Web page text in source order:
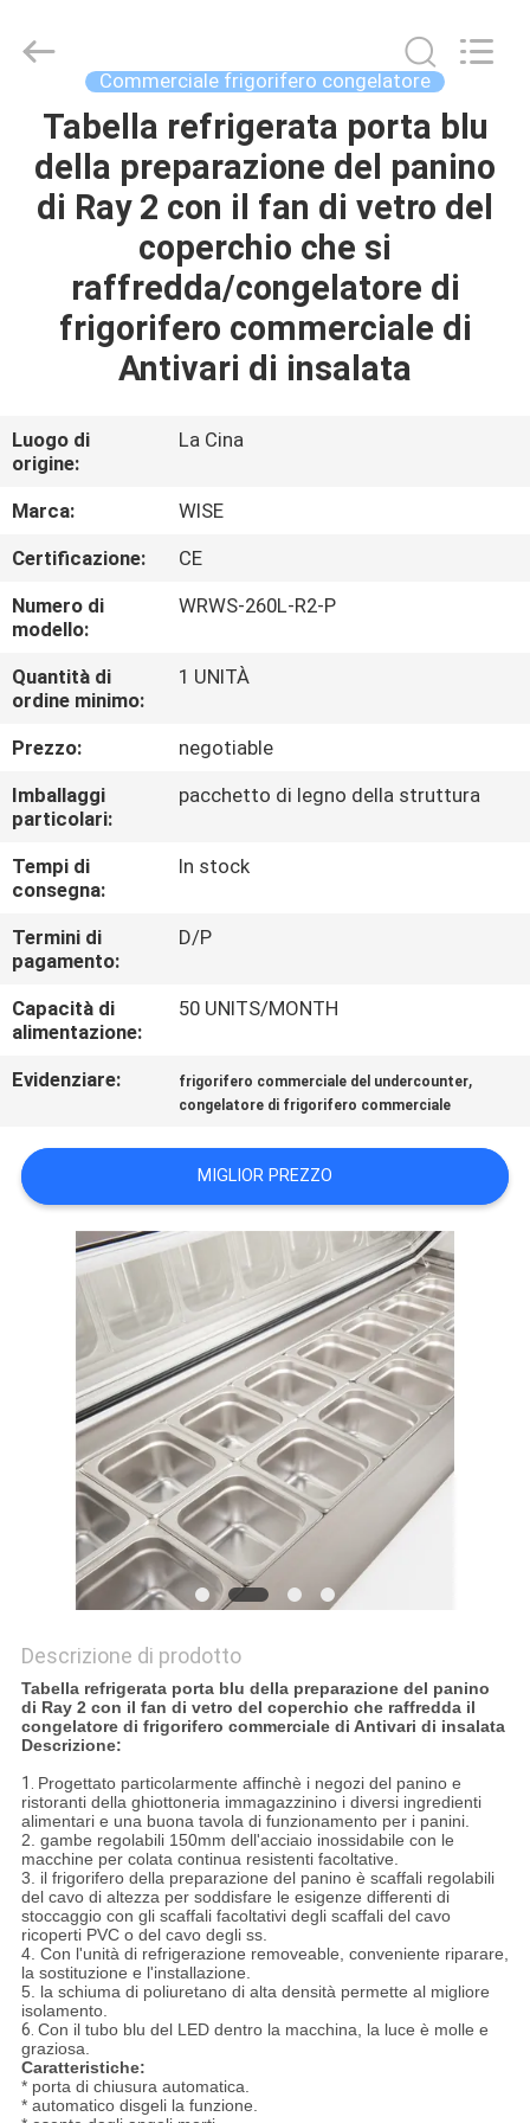
CASA
PRODOTTI
VIDEO
CIRCA
GIRO
DELLA
FABBRICA
CONTROLLO
DI
QUALITÀ
CONTATTICI
NOTIZIE
CASI
VR
MAPPA
SITO
PRIVACY
POLICY
Catering
equipments
Reserved.
Commerciale frigorifero congelatore
Tabella refrigerata porta blu
della preparazione del panino
di Ray 2 con il fan di vetro del
coperchio che si
raffredda/congelatore di
frigorifero commerciale di
Antivari di insalata
Luogo di
origine:
La Cina
Marca:
WISE
Certificazione:
CE
Numero di
modello:
WRWS-260L-R2-P
Quantità di
ordine minimo:
1 UNITÀ
Prezzo:
negotiable
Imballaggi
particolari:
pacchetto di legno della struttura
Tempi di
consegna:
In stock
Termini di
pagamento:
D/P
Capacità di
alimentazione:
50 UNITS/MONTH
Evidenziare: frigorifero commerciale del undercounter,
congelatore di frigorifero commerciale
MIGLIOR PREZZO
Descrizione di prodotto
Tabella refrigerata porta blu della preparazione del panino
di Ray 2 con il fan di vetro del coperchio che raffredda il
congelatore di frigorifero commerciale di Antivari di insalata
Descrizione:
1. Progettato particolarmente affinchè i negozi del panino e
ristoranti della ghiottoneria immagazzinino i diversi ingredienti
alimentari e una buona tavola di funzionamento per i panini.
2. gambe regolabili 150mm dell'acciaio inossidabile con le
macchine per colata continua resistenti facoltative.
3. il frigorifero della preparazione del panino è scaffali regolabili
del cavo di altezza per soddisfare le esigenze differenti di
stoccaggio con gli scaffali facoltativi degli scaffali del cavo
ricoperti PVC o del cavo degli ss.
4. Con l'unità di refrigerazione removeable, conveniente riparare,
la sostituzione e l'installazione.
5. la schiuma di poliuretano di alta densità permette al migliore
isolamento.
6. Con il tubo blu del LED dentro la macchina, la luce è molle e
graziosa.
Caratteristiche:
* porta di chiusura automatica.
* automatico disgeli la funzione.